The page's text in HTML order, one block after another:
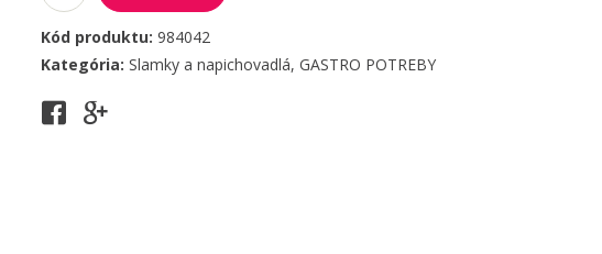
Kód produktu:984042
Kategória:Slamky a napichovadlá,GASTRO POTREBY